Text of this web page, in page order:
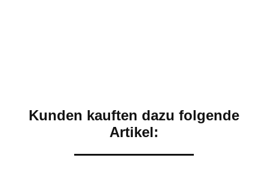
Kunden kauften dazu folgende
Artikel: